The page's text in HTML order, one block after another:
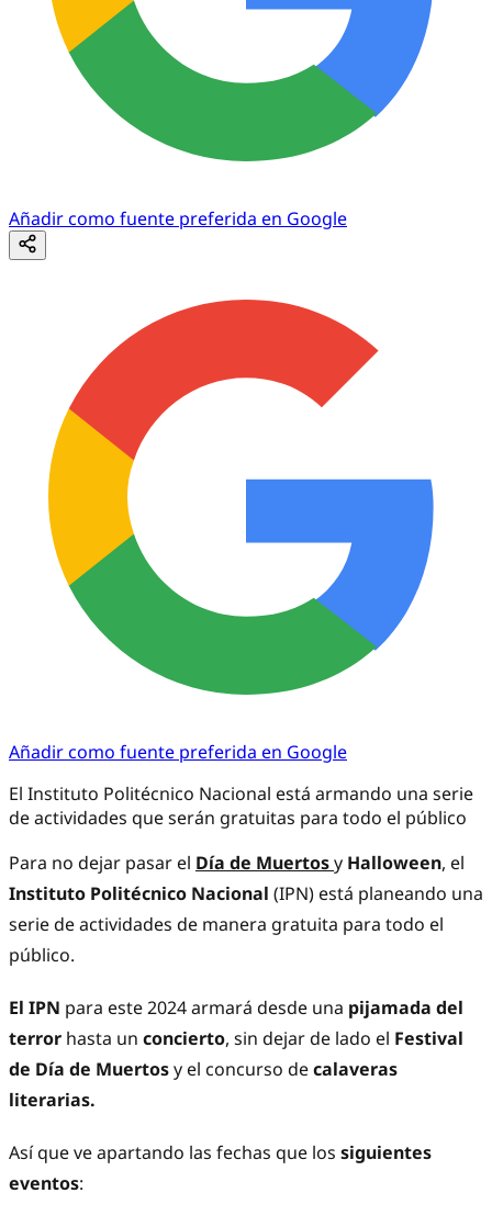
Añadir como fuente preferida en Google
Añadir como fuente preferida en Google
El Instituto Politécnico Nacional está armando una serie
de actividades que serán gratuitas para todo el público
Para no dejar pasar el Día de Muertosy Halloween, el
Instituto Politécnico Nacional (IPN) está planeando una
serie de actividades de manera gratuita para todo el
público.
El IPN para este 2024 armará desde una pijamada del
terror hasta un concierto, sin dejar de lado el Festival
de Día de Muertosy el concurso decalaveras
literarias.
Así que ve apartando las fechas que los siguientes
eventos: